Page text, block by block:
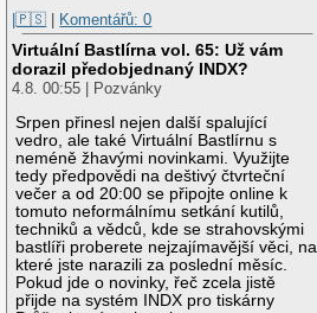
|🇵🇸 | Komentářů: 0
Virtuální Bastlírna vol. 65: Už vám
dorazil předobjednaný INDX?
4.8. 00:55 | Pozvánky
Srpen přinesl nejen další spalující
vedro, ale také Virtuální Bastlírnu s
neméně žhavými novinkami. Využijte
tedy předpovědi na deštivý čtvrteční
večer a od 20:00 se připojte online k
tomuto neformálnímu setkání kutilů,
techniků a vědců, kde se strahovskými
bastlíři proberete nejzajímavější věci, na
které jste narazili za poslední měsíc.
Pokud jde o novinky, řeč zcela jistě
přijde na systém INDX pro tiskárny